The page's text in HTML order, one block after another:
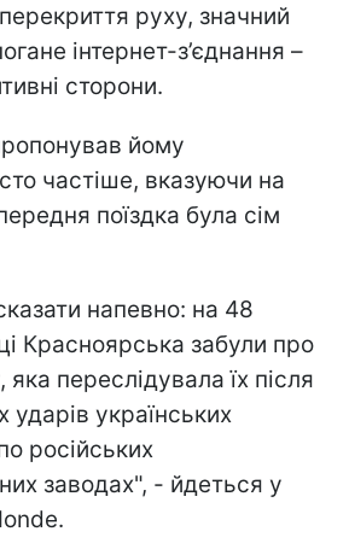
руху, значний
інтернет-з’єднання –
сторони.
йому
частіше, вказуючи на
поїздка була сім
напевно: на 48
Красноярська забули про
переслідувала їх після
ударів українських
о російських
заводах", - йдеться у